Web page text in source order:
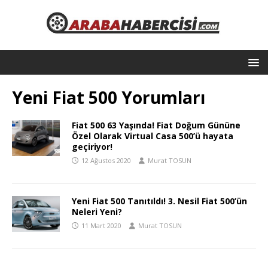
Yeni Fiat 500 Yorumları
Fiat 500 63 Yaşında! Fiat Doğum Gününe
Özel Olarak Virtual Casa 500’ü hayata
geçiriyor!
12 Ağustos 2020 Murat TOSUN
Yeni Fiat 500 Tanıtıldı! 3. Nesil Fiat 500’ün
Neleri Yeni?
11 Mart 2020 Murat TOSUN